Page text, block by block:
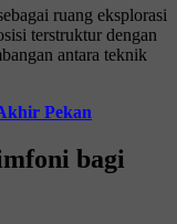
ruang eksplorasi
terstruktur dengan
antara teknik
Pekan
bagi